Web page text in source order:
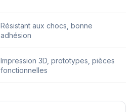
Résistant aux chocs, bonne
adhésion
Impression 3D, prototypes, pièces
fonctionnelles